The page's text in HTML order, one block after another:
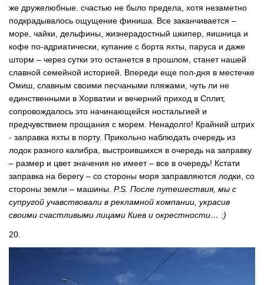
же дружелюбные. счастью не было предела, хотя незаметно
подкрадывалось ощущение финиша. Все заканчивается –
море, чайки, дельфины, жизнерадостный шкипер, яишница и
кофе по-адриатически, купание с борта яхты, паруса и даже
шторм – через сутки это останется в прошлом, станет нашей
славной семейной историей. Впереди еще пол-дня в местечке
Омиш, славным своими песчаными пляжами, чуть ли не
единственными в Хорватии и вечерний приход в Сплит,
сопровождалось это начинающейся ностальгией и
предчувствием прощания с морем. Ненадолго! Крайний штрих
- заправка яхты в порту. Прикольно наблюдать очередь из
лодок разного калибра, выстроившихся в очередь на заправку
– размер и цвет значения не имеет – все в очередь! Кстати
заправка на берегу – со стороны моря заправляются лодки, со
стороны земли – машины. P.S. После путешествия, мы с
супругой учавствовали в рекламной компании, украсив
своими счастливыми лицами Киев и окрестности… :)
20.